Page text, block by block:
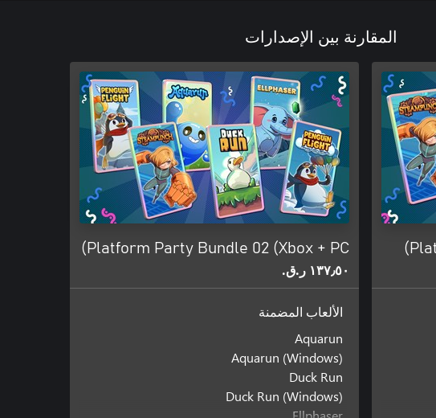
المقارنة بين الإصدارات
Platform Party Bundle 02 (Xbox + PC)
١٣٧٫٥٠ ر.ق.‏
الألعاب المضمنة
Aquarun
Aquarun (Windows)
Duck Run
Duck Run (Windows)